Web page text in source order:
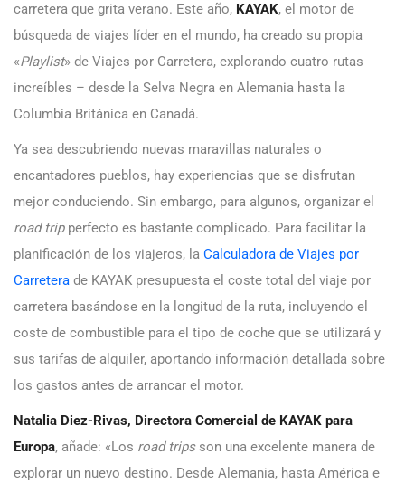
carretera que grita verano. Este año, KAYAK, el motor de
búsqueda de viajes líder en el mundo, ha creado su propia
«Playlist» de Viajes por Carretera, explorando cuatro rutas
increíbles – desde la Selva Negra en Alemania hasta la
Columbia Británica en Canadá.
Ya sea descubriendo nuevas maravillas naturales o
encantadores pueblos, hay experiencias que se disfrutan
mejor conduciendo. Sin embargo, para algunos, organizar el
road tripperfecto es bastante complicado. Para facilitar la
planificación de los viajeros, la Calculadora de Viajes por
Carretera de KAYAK presupuesta el coste total del viaje por
carretera basándose en la longitud de la ruta, incluyendo el
coste de combustible para el tipo de coche que se utilizará y
sus tarifas de alquiler, aportando información detallada sobre
los gastos antes de arrancar el motor.
Natalia Diez-Rivas, Directora Comercial de KAYAK para
Europa, añade: «Los road tripsson una excelente manera de
explorar un nuevo destino. Desde Alemania, hasta América e